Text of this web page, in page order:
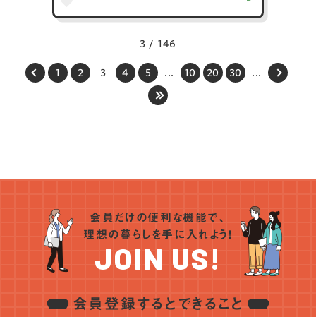
の米が生産されています。地元の食文化も魅
が楽しめます。また、伝統的な祭りや地元のイ
ベントは、コミュニティを一つにする重要な文
3 / 146
1 2 3 4 5 10 20 30
会員だけの便利な機能で、
理想の暮らしを手に入れよう！
JOIN US!
会員登録するとできること